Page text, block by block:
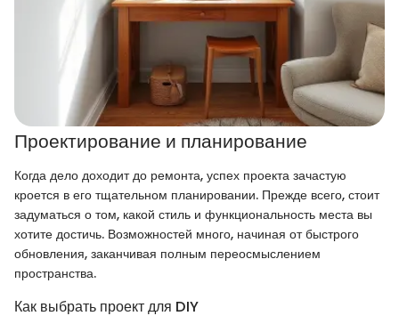
Проектирование и планирование
Когда дело доходит до ремонта, успех проекта зачастую
кроется в его тщательном планировании. Прежде всего, стоит
задуматься о том, какой стиль и функциональность места вы
хотите достичь. Возможностей много, начиная от быстрого
обновления, заканчивая полным переосмыслением
пространства.
Как выбрать проект для DIY